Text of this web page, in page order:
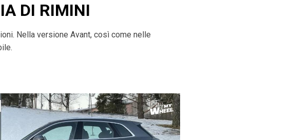
DI RIMINI
Nella versione Avant, così come nelle